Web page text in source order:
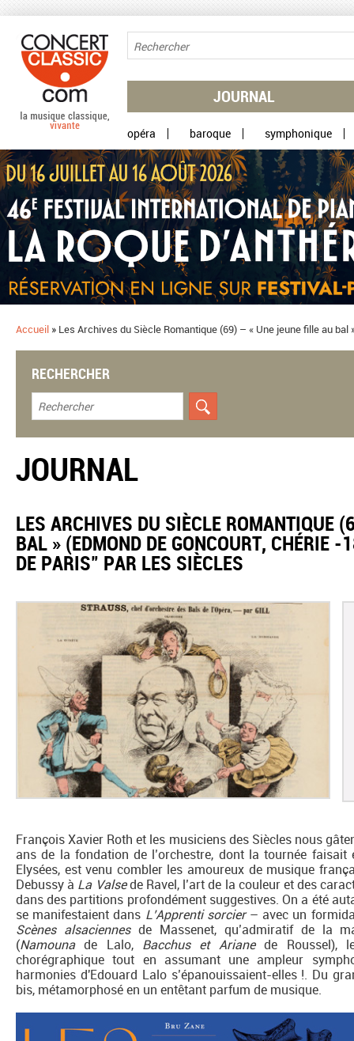
JOURNAL
opéra baroque symphonique
Accueil » Les Archives du Siècle Romantique (69) – « Une jeune fille au
RECHERCHER
JOURNAL
LES ARCHIVES DU SIÈCLE ROMANTIQUE
BAL » (EDMOND DE GONCOURT, CHÉRIE
DE PARIS" PAR LES SIÈCLES
François Xavier Roth et les musiciens des Siècles nous
ans de la fondation de l’orchestre, dont la tournée
Elysées, est venu combler les amoureux de musique
Debussy à La Valsede Ravel, l’art de la couleur et des
dans des partitions profondément suggestives. On a été
se manifestaient dans L’Apprenti sorcier– avec un
Scènes alsaciennesde Massenet, qu’admiratif de la
(Namounade Lalo, Bacchus et Arianede Roussel),
chorégraphique tout en assumant une ampleur
harmonies d'Edouard Lalo s’épanouissaient-elles !. Du
bis, métamorphosé en un entêtant parfum de musique.